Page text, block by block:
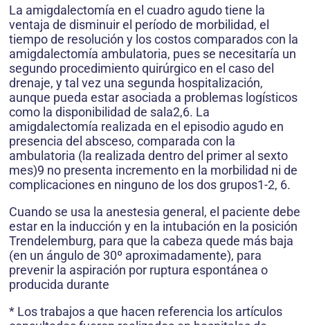
La amigdalectomía en el cuadro agudo tiene la
ventaja de disminuir el período de morbilidad, el
tiempo de resolución y los costos comparados con la
amigdalectomía ambulatoria, pues se necesitaría un
segundo procedimiento quirúrgico en el caso del
drenaje, y tal vez una segunda hospitalización,
aunque pueda estar asociada a problemas logísticos
como la disponibilidad de sala2,6. La
amigdalectomía realizada en el episodio agudo en
presencia del absceso, comparada con la
ambulatoria (la realizada dentro del primer al sexto
mes)9 no presenta incremento en la morbilidad ni de
complicaciones en ninguno de los dos grupos1-2, 6.
Cuando se usa la anestesia general, el paciente debe
estar en la inducción y en la intubación en la posición
Trendelemburg, para que la cabeza quede más baja
(en un ángulo de 30º aproximadamente), para
prevenir la aspiración por ruptura espontánea o
producida durante
* Los trabajos a que hacen referencia los artículos